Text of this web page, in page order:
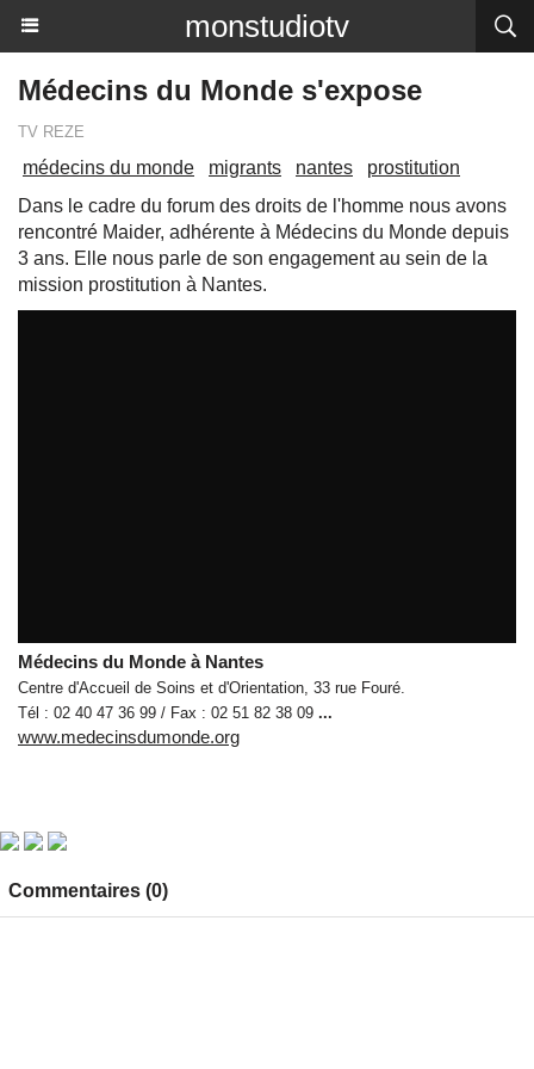
monstudiotv
Médecins du Monde s'expose
TV REZE
médecins du monde migrants nantes
prostitution
Dans le cadre du forum des droits de l'homme nous avons
rencontré Maider, adhérente à Médecins du Monde depuis
3 ans. Elle nous parle de son engagement au sein de la
mission prostitution à Nantes.
Médecins du Monde à Nantes
Centre d'Accueil de Soins et d'Orientation, 33 rue Fouré.
Tél : 02 40 47 36 99 / Fax : 02 51 82 38 09 ...
www.medecinsdumonde.org
Commentaires (0)